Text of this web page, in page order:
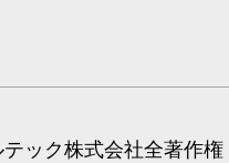
ック株式会社全著作権